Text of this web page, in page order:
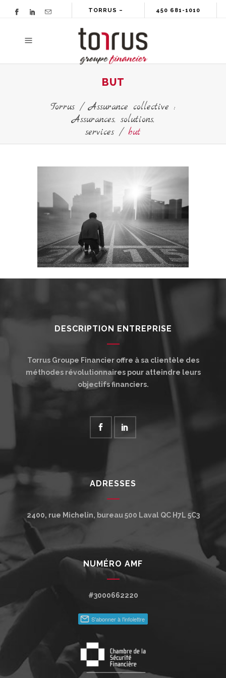
TORRUS – 450 681-1010
BUT
Torrus/Assurance collective :
Assurances, solutions,
services/ but
DESCRIPTION ENTREPRISE
Torrus Groupe Financier offre à sa clientèle des
méthodes révolutionnaires pour atteindre leurs
objectifs financiers.
ADRESSES
2400, rue Michelin, bureau 500 Laval QC H7L 5C3
NUMÉRO AMF
#3000662220